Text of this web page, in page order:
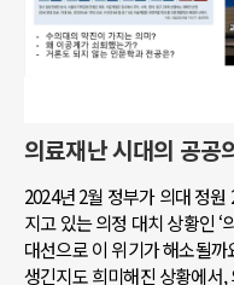
의료재난 시대의 공공
2024년 2월 정부가 의대 정
지고 있는 의정 대치 상황인
대선으로 이 위기가 해소될
생긴지도 희미해진 상황에서